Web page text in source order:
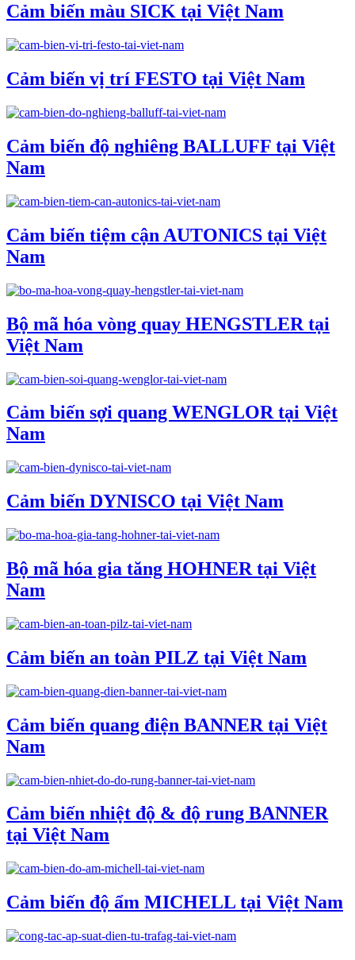
Cảm biến màu SICK tại Việt Nam
Cảm biến vị trí FESTO tại Việt Nam
Cảm biến độ nghiêng BALLUFF tại Việt
Nam
Cảm biến tiệm cận AUTONICS tại Việt
Nam
Bộ mã hóa vòng quay HENGSTLER tại
Việt Nam
Cảm biến sợi quang WENGLOR tại Việt
Nam
Cảm biến DYNISCO tại Việt Nam
Bộ mã hóa gia tăng HOHNER tại Việt
Nam
Cảm biến an toàn PILZ tại Việt Nam
Cảm biến quang điện BANNER tại Việt
Nam
Cảm biến nhiệt độ & độ rung BANNER
tại Việt Nam
Cảm biến độ ẩm MICHELL tại Việt Nam